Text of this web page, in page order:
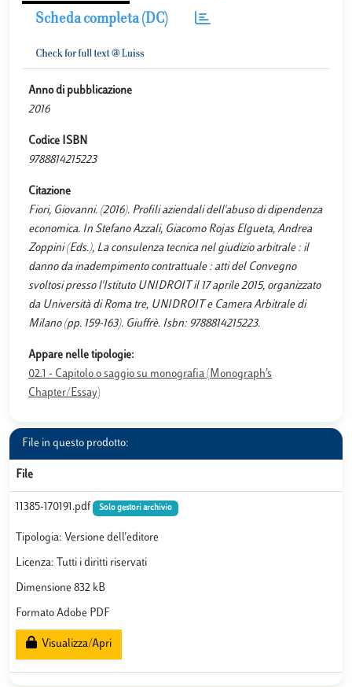
Scheda completa (DC)
Anno di pubblicazione
2016
Codice ISBN
9788814215223
Citazione
Fiori, Giovanni. (2016). Profili aziendali dell'abuso di dipendenza
economica. In Stefano Azzali, Giacomo Rojas Elgueta, Andrea
Zoppini (Eds.), La consulenza tecnica nel giudizio arbitrale : il
danno da inadempimento contrattuale : atti del Convegno
svoltosi presso l'Istituto UNIDROIT il 17 aprile 2015, organizzato
da Università di Roma tre, UNIDROIT e Camera Arbitrale di
Milano (pp. 159-163). Giuffrè. Isbn: 9788814215223.
Appare nelle tipologie:
02.1 - Capitolo o saggio su monografia (Monograph’s
Chapter/Essay)
File in questo prodotto:
File
11385-170191.pdf Solo gestori archivio
Tipologia: Versione dell'editore
Licenza: Tutti i diritti riservati
Dimensione 832 kB
Formato Adobe PDF
Visualizza/Apri